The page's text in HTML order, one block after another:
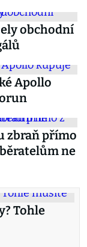
obchodní
Apollo
zbraň přímo
ne
Tohle